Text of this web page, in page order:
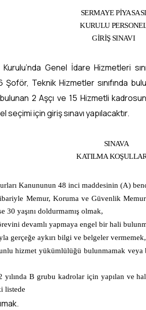
SERMAYE PİYASASI
KURULU
GİRİŞ SINAVI
Genel İdare Hizmetleri
Teknik Hizmetler sınıfında
bulunan 2 Aşçı ve 15 Hizmetli
seçimi için giriş sınavı yapılacaktır.
SINAVA
KATILMA
Kanununun 48 inci maddesinin (A)
Memur, Koruma ve Güvenlik
30 yaşını doldurmamış olmak,
devamlı yapmaya engel bir hali
gerçeğe aykırı bilgi ve belgeler
hizmet yükümlülüğü bulunmamak
yılında B grubu kadrolar için yapılan ve
listede